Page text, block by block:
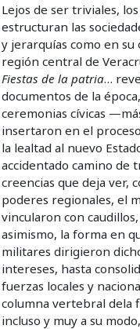
Lejos de ser triviales,
estructuran las
y jerarquías como en
región central de
Fiestas de la patria…
documentos de la
ceremonias cívicas
insertaron en el
la lealtad al nuevo
accidentado camino de
creencias que deja ver,
poderes regionales, el
vincularon con
asimismo, la forma en
militares dirigieron
intereses, hasta
fuerzas locales y
columna vertebral dela
incluso y muy a su